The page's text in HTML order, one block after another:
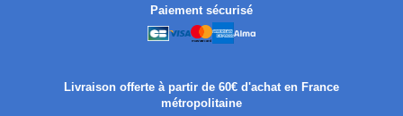
Paiement sécurisé
Livraison offerte à partir de 60€ d'achat en France
métropolitaine